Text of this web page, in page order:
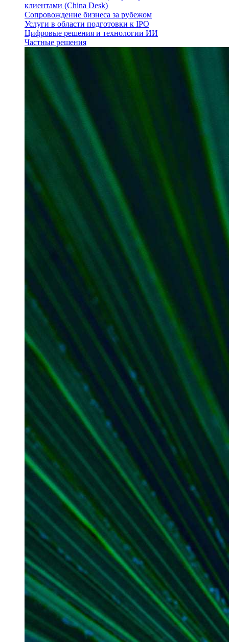
клиентами (China Desk)
Сопровождение бизнеса за рубежом
Услуги в области подготовки к IPO
Цифровые решения и технологии ИИ
Частные решения